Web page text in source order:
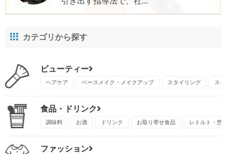
カテゴリから探す
ビューティー
ヘアケア ベースメイク・メイクアップ スタイリング ス
食品・ドリンク
調味料 お酒 ドリンク お取り寄せ食品 レトルト・惣
ファッション